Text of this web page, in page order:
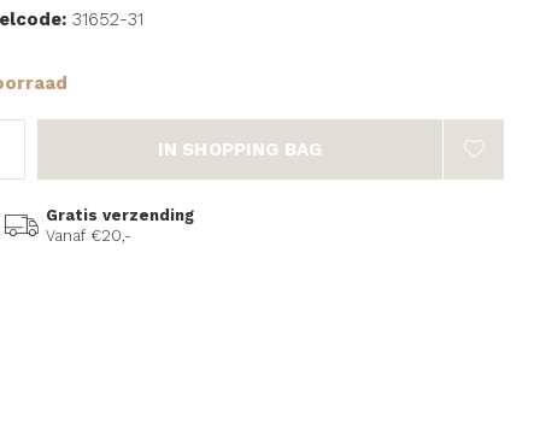
31652-31
IN SHOPPING BAG
Gratis verzending
Vanaf €20,-